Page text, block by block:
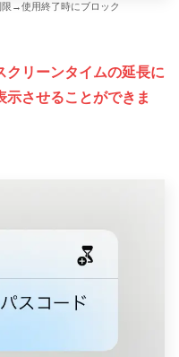
→使用終了時にブロック
クリーンタイムの延長に
させることができま